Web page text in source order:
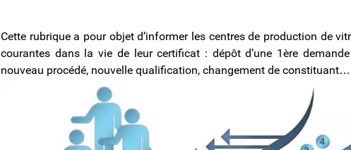
Cette rubrique a pour objet d’informer les centres de production de
courantes dans la vie de leur certificat : dépôt d’une 1ère
nouveau procédé, nouvelle qualification, changement de constituant…